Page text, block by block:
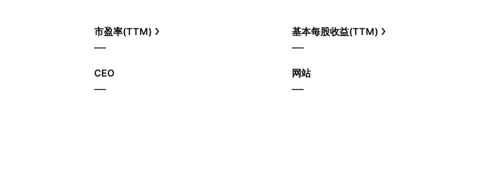
市盈率(TTM)
—
基本每股收益(TTM)
—
CEO
—
网站
—